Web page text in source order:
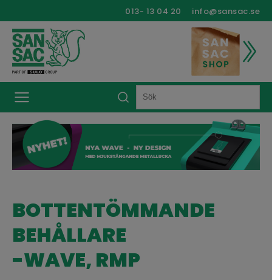
013- 13 04 20 info@sansac.se
BOTTENTÖMMANDE
BEHÅLLARE
-WAVE, RMP